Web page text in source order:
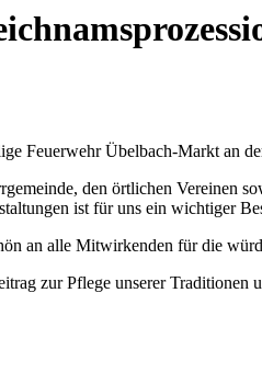
Feuerwehr Übelbach-Markt an
den örtlichen Vereinen
ist für uns ein wichtiger
an alle Mitwirkenden für die
zur Pflege unserer Traditionen